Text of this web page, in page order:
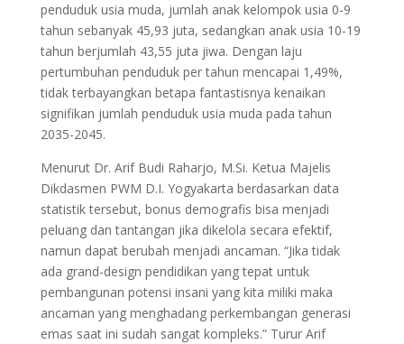
penduduk usia muda, jumlah anak kelompok usia 0-9
tahun sebanyak 45,93 juta, sedangkan anak usia 10-19
tahun berjumlah 43,55 juta jiwa. Dengan laju
pertumbuhan penduduk per tahun mencapai 1,49%,
tidak terbayangkan betapa fantastisnya kenaikan
signifikan jumlah penduduk usia muda pada tahun
2035-2045.
Menurut Dr. Arif Budi Raharjo, M.Si. Ketua Majelis
Dikdasmen PWM D.I. Yogyakarta berdasarkan data
statistik tersebut, bonus demografis bisa menjadi
peluang dan tantangan jika dikelola secara efektif,
namun dapat berubah menjadi ancaman. “Jika tidak
ada grand-design pendidikan yang tepat untuk
pembangunan potensi insani yang kita miliki maka
ancaman yang menghadang perkembangan generasi
emas saat ini sudah sangat kompleks.” Turur Arif